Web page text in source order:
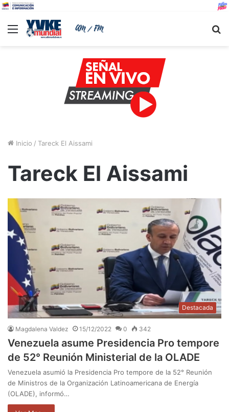
Menu
Inicio / Tareck El Aissami
Tareck El Aissami
Destacada
Magdalena Valdez 15/12/2022 0 342
Venezuela asume Presidencia Pro tempore
de 52° Reunión Ministerial de la OLADE
Venezuela asumió la Presidencia Pro tempore de la 52° Reunión
de Ministros de la Organización Latinoamericana de Energía
(OLADE), informó…